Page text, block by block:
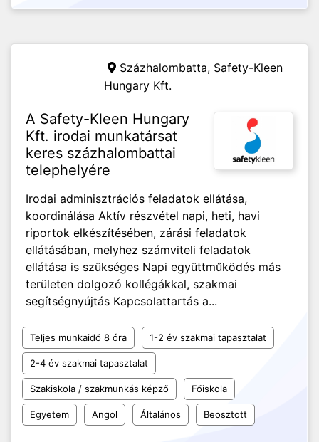
Százhalombatta, Safety-Kleen
Hungary Kft.
A Safety-Kleen Hungary
Kft. irodai munkatársat
keres százhalombattai
telephelyére
Irodai adminisztrációs feladatok ellátása,
koordinálása Aktív részvétel napi, heti, havi
riportok elkészítésében, zárási feladatok
ellátásában, melyhez számviteli feladatok
ellátása is szükséges Napi együttműködés más
területen dolgozó kollégákkal, szakmai
segítségnyújtás Kapcsolattartás a...
Teljes munkaidő 8 óra 1-2 év szakmai tapasztalat
2-4 év szakmai tapasztalat
Szakiskola / szakmunkás képző Főiskola
Egyetem Angol Általános Beosztott